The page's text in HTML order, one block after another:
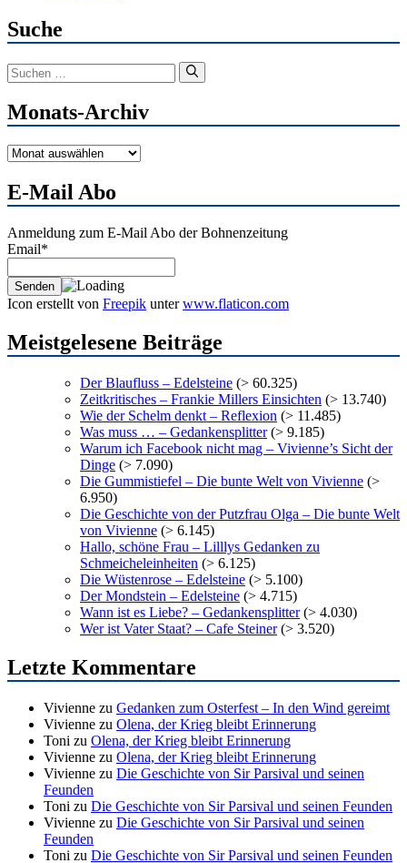
Suche
Suchen
nach:
Monats-Archiv
Monats-
E-Mail Abo
Anmeldung zum E-Mail Abo der Bohnenzeitung
Email*
Icon erstellt von Freepik unterwww.flaticon.com
Meistgelesene Beiträge
Der Blaufluss – Edelsteine (> 60.325)
Zeitkritisches – Frankie Millers Einsichten (> 13.740)
Wie der Schelm denkt – Reflexion (> 11.485)
Was muss … – Gedankensplitter(> 9.185)
Warum ich Facebook nicht mag – Vivienne’s Sicht der
Dinge (> 7.090)
Die Gummistiefel – Die bunte Welt von Vivienne (>
6.950)
Die Geschichte von der Putzfrau Olga – Die bunte Welt
von Vivienne (> 6.145)
Hallo, schöne Frau – Lilllys Gedanken zu
Schmeicheleinheiten (> 6.125)
Die Wüstenrose – Edelsteine (> 5.100)
Der Mondstein – Edelsteine (> 4.715)
Wann ist es Liebe? – Gedankensplitter(> 4.030)
Wer ist Vater Staat? – Cafe Steiner(> 3.520)
Letzte Kommentare
Vivienne zu Gedanken zum Osterfest – In den Wind gereimt
Vivienne zu Olena, der Krieg bleibt Erinnerung
Toni zu Olena, der Krieg bleibt Erinnerung
Vivienne zu Olena, der Krieg bleibt Erinnerung
Vivienne zu Die Geschichte von Sir Parsival und seinen
Feunden
Toni zu Die Geschichte von Sir Parsival und seinen Feunden
Vivienne zu Die Geschichte von Sir Parsival und seinen
Feunden
Toni zu Die Geschichte von Sir Parsival und seinen Feunden